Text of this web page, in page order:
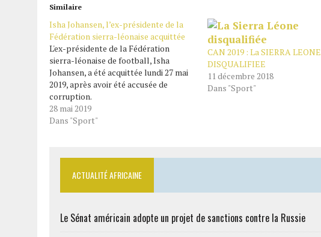
Similaire
Isha Johansen, l’ex-présidente de la
Fédération sierra-léonaise acquittée
L'ex-présidente de la Fédération
sierra-léonaise de football, Isha
Johansen, a été acquittée lundi 27 mai
2019, après avoir été accusée de
corruption.
28 mai 2019
Dans "Sport"
CAN 2019 : La SIERRA LEONE
DISQUALIFIEE
11 décembre 2018
Dans "Sport"
ACTUALITÉ AFRICAINE
Le Sénat américain adopte un projet de sanctions contre la Russie